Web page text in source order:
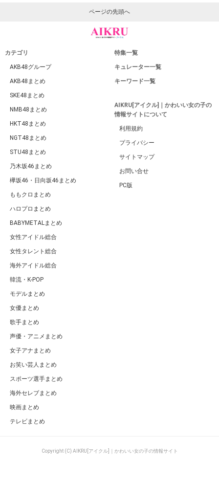
ページの先頭へ
カテゴリ
AKB48グループ
AKB48まとめ
SKE48まとめ
NMB48まとめ
HKT48まとめ
NGT48まとめ
STU48まとめ
乃木坂46まとめ
欅坂46・日向坂46まとめ
ももクロまとめ
ハロプロまとめ
BABYMETALまとめ
女性アイドル総合
女性タレント総合
海外アイドル総合
韓流・K-POP
モデルまとめ
女優まとめ
歌手まとめ
声優・アニメまとめ
女子アナまとめ
お笑い芸人まとめ
スポーツ選手まとめ
海外セレブまとめ
映画まとめ
テレビまとめ
特集一覧
キュレーター一覧
キーワード一覧
AIKRU[アイクル]｜かわいい女の子の
情報サイトについて
利用規約
プライバシー
サイトマップ
お問い合せ
PC版
Copyright (C) AIKRU[アイクル]｜かわいい女の子の情報サイト